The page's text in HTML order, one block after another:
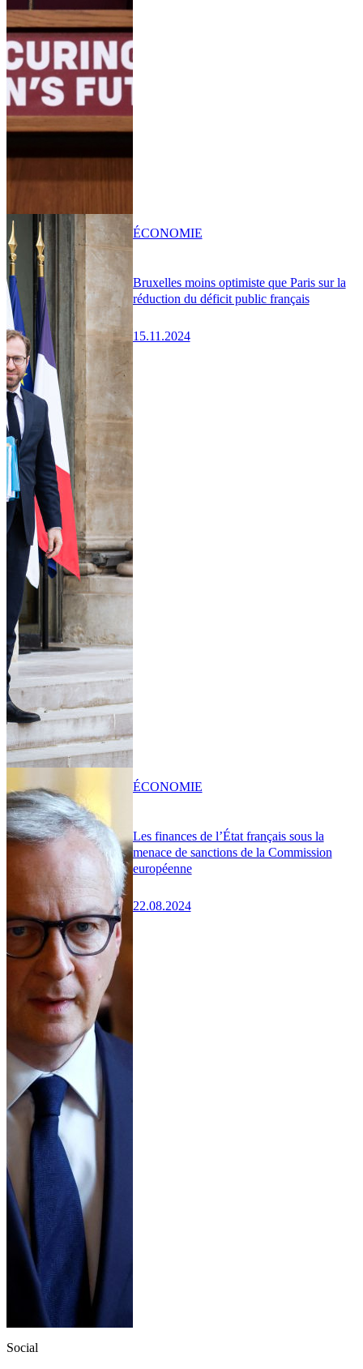
Bruxelles moins optimiste que Paris sur la
réduction du déficit public français
15.11.2024
ÉCONOMIE
Les finances de l’État français sous la
menace de sanctions de la Commission
européenne
22.08.2024
ÉCONOMIE
Social